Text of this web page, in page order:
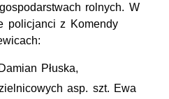
rolnych. W
policjanci z Komendy
Płuska,
asp. szt. Ewa